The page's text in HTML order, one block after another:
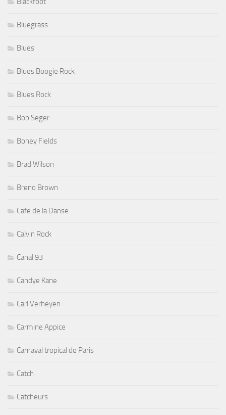
Bluegrass
Blues
Blues Boogie Rock
Blues Rock
Bob Seger
Boney Fields
Brad Wilson
Breno Brown
Cafe de la Danse
Calvin Rock
Canal 93
Candye Kane
Carl Verheyen
Carmine Appice
Carnaval tropical de Paris
Catch
Catcheurs